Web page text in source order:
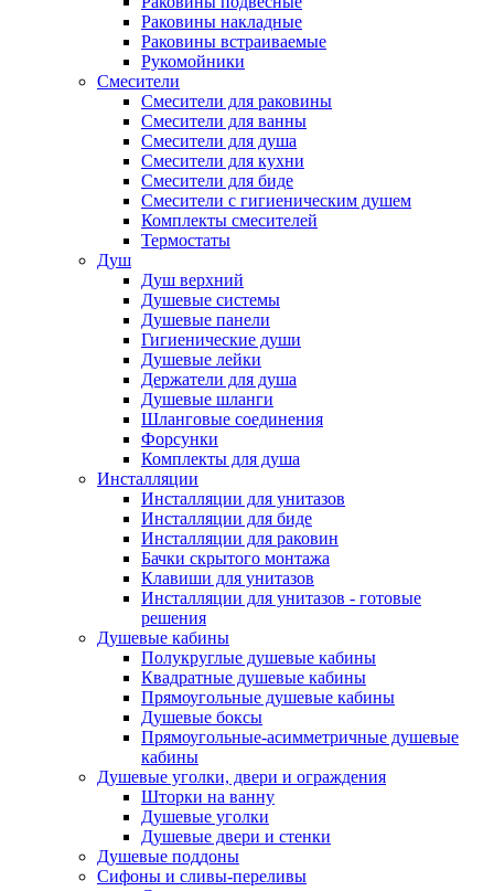
Раковины накладные
Раковины встраиваемые
Рукомойники
Смесители
Смесители для раковины
Смесители для ванны
Смесители для душа
Смесители для кухни
Смесители для биде
Смесители с гигиеническим душем
Комплекты смесителей
Термостаты
Душ
Душ верхний
Душевые системы
Душевые панели
Гигиенические души
Душевые лейки
Держатели для душа
Душевые шланги
Шланговые соединения
Форсунки
Комплекты для душа
Инсталляции
Инсталляции для унитазов
Инсталляции для биде
Инсталляции для раковин
Бачки скрытого монтажа
Клавиши для унитазов
Инсталляции для унитазов - готовые
решения
Душевые кабины
Полукруглые душевые кабины
Квадратные душевые кабины
Прямоугольные душевые кабины
Душевые боксы
Прямоугольные-асимметричные душевые
кабины
Душевые уголки, двери и ограждения
Шторки на ванну
Душевые уголки
Душевые двери и стенки
Душевые поддоны
Сифоны и сливы-переливы